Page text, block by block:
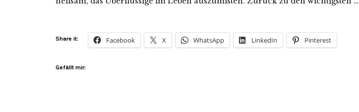
Share it: Facebook X WhatsApp LinkedIn Pinterest
Gefällt mir: